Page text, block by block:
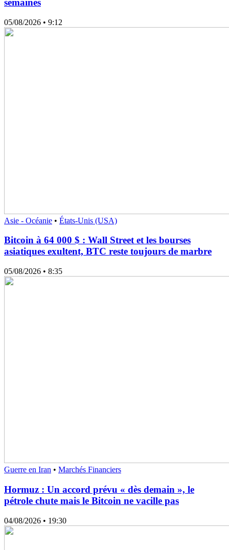
semaines
05/08/2026 • 9:12
Asie - Océanie • États-Unis (USA)
Bitcoin à 64 000 $ : Wall Street et les bourses
asiatiques exultent, BTC reste toujours de marbre
05/08/2026 • 8:35
Guerre en Iran • Marchés Financiers
Hormuz : Un accord prévu « dès demain », le
pétrole chute mais le Bitcoin ne vacille pas
04/08/2026 • 19:30